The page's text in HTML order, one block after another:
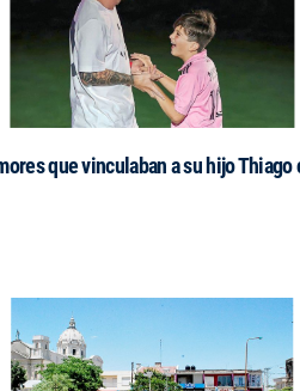
que vinculaban a su hijo Thiago